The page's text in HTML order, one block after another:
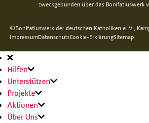
zweckgebunden über das Bonifatiuswerk
©Bonifatiuswerk der deutschen Katholiken e. V.,
ImpressumDatenschutzCookie-ErklärungSitemap
Hauptnavigation
Hilfen
Unterstützen
Projekte
Aktionen
Über Uns